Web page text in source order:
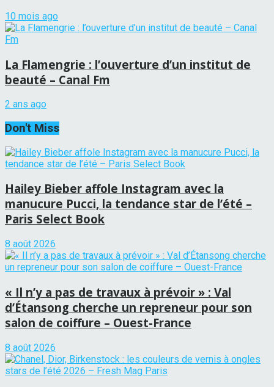
10 mois ago
La Flamengrie : l’ouverture d’un institut de
beauté – Canal Fm
2 ans ago
Don't Miss
Hailey Bieber affole Instagram avec la
manucure Pucci, la tendance star de l’été –
Paris Select Book
8 août 2026
« Il n’y a pas de travaux à prévoir » : Val
d’Étansong cherche un repreneur pour son
salon de coiffure – Ouest-France
8 août 2026